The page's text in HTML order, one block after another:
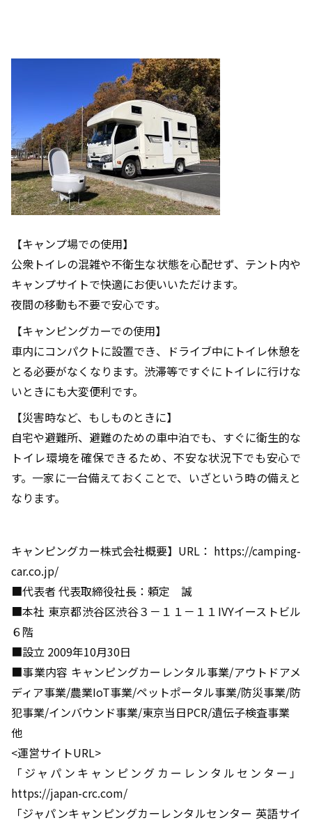
【キャンプ場での使用】
公衆トイレの混雑や不衛生な状態を心配せず、テント内や
キャンプサイトで快適にお使いいただけます。
夜間の移動も不要で安心です。
【キャンピングカーでの使用】
車内にコンパクトに設置でき、ドライブ中にトイレ休憩を
とる必要がなくなります。渋滞等ですぐにトイレに行けな
いときにも大変便利です。
【災害時など、もしものときに】
自宅や避難所、避難のための車中泊でも、すぐに衛生的な
トイレ環境を確保できるため、不安な状況下でも安心で
す。一家に一台備えておくことで、いざという時の備えと
なります。
キャンピングカー株式会社概要】URL： https://camping-
car.co.jp/
■代表者 代表取締役社長：頼定 誠
■本社 東京都渋谷区渋谷３－１１－１１IVYイーストビル
６階
■設立 2009年10月30日
■事業内容 キャンピングカーレンタル事業/アウトドアメ
ディア事業/農業IoT事業/ペットポータル事業/防災事業/防
犯事業/インバウンド事業/東京当日PCR/遺伝子検査事業
他
<運営サイトURL>
「ジャパンキャンピングカーレンタルセンター」
https://japan-crc.com/
「ジャパンキャンピングカーレンタルセンター 英語サイ